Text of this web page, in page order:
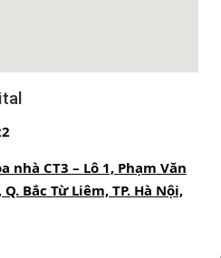
Tầng 1+2 tòa nhà CT3 –
Xuân Đỉnh, TP Hà Nội,
P. Từ Liêm,Tp. Hà Nội
nhà CT3 – Lô 1, Phạm Văn
Bắc Từ Liêm, TP. Hà Nội,